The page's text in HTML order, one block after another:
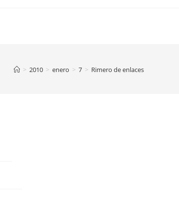
> 2010 > enero > 7 > Rimero de enlaces